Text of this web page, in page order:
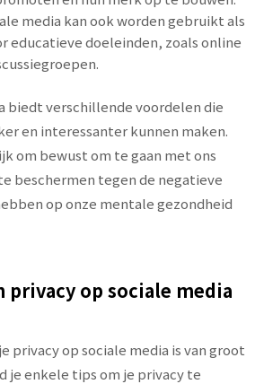
media kan ook worden gebruikt als
educatieve doeleinden, zoals online
biedt verschillende voordelen die
en interessanter kunnen maken.
om bewust om te gaan met ons
beschermen tegen de negatieve
op onze mentale gezondheid
privacy op sociale media
privacy op sociale media is van groot
je enkele tips om je privacy te